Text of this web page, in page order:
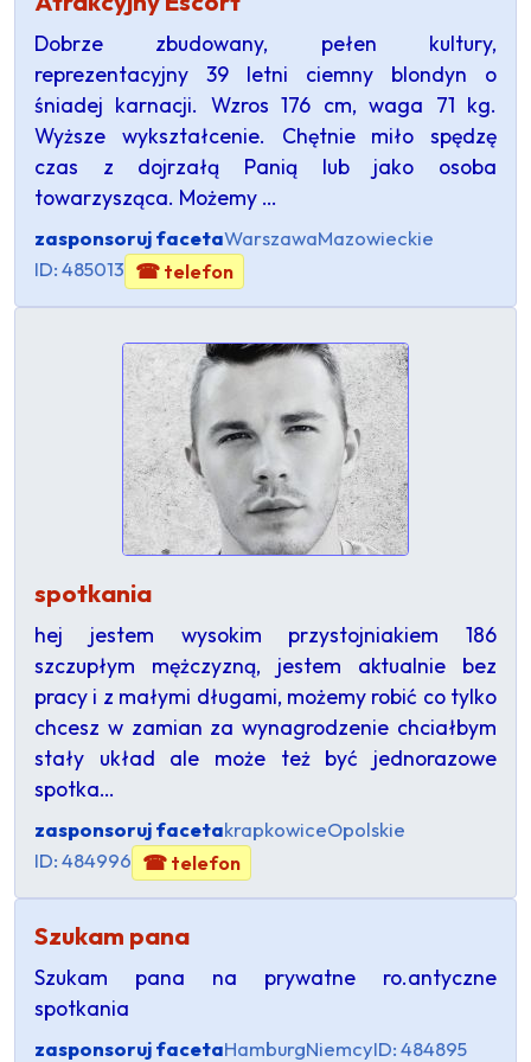
Dobrze zbudowany, pełen kultury,
reprezentacyjny 39 letni ciemny blondyn o
śniadej karnacji. Wzros 176 cm, waga 71 kg.
Wyższe wykształcenie. Chętnie miło spędzę
czas z dojrzałą Panią lub jako osoba
towarzysząca. Możemy …
zasponsoruj facetaWarszawaMazowieckie
ID: 485013 ☎ telefon
spotkania
hej jestem wysokim przystojniakiem 186
szczupłym mężczyzną, jestem aktualnie bez
pracy i z małymi długami, możemy robić co tylko
chcesz w zamian za wynagrodzenie chciałbym
stały układ ale może też być jednorazowe
spotka…
zasponsoruj facetakrapkowiceOpolskie
ID: 484996 ☎ telefon
Szukam pana
Szukam pana na prywatne ro.antyczne
spotkania
zasponsoruj facetaHamburgNiemcyID: 484895